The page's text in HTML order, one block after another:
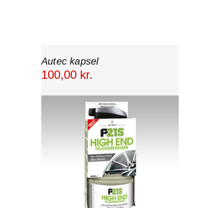
Autec kapsel
100,00 kr.